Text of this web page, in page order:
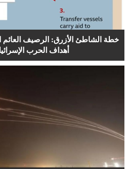
خطة الشاطئ الأزرق: الرصيف العائم
أهداف الحرب